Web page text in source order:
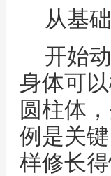
从基
开始
身体可
圆柱体
例是关
样修长